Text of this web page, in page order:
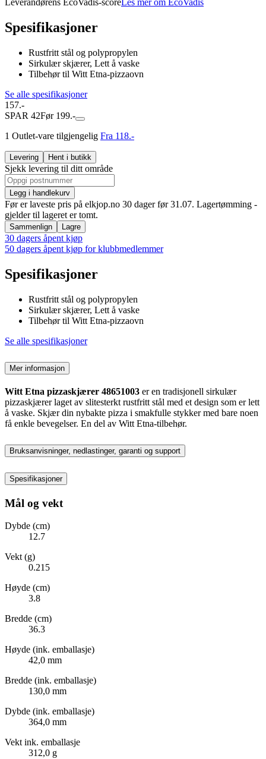
Leverandørens EcoVadis-scoreLes mer om EcoVadis
Spesifikasjoner
Rustfritt stål og polypropylen
Sirkulær skjærer, Lett å vaske
Tilbehør til Witt Etna-pizzaovn
Se alle spesifikasjoner
157.-
SPAR 42Før 199.-
1 Outlet-vare tilgjengelig Fra 118.-
Levering Hent i butikk
Sjekk levering til ditt område
Legg i handlekurv
Før er laveste pris på elkjop.no 30 dager før 31.07. Lagertømming -
gjelder til lageret er tomt.
Sammenlign Lagre
30 dagers åpent kjøp
50 dagers åpent kjøp for klubbmedlemmer
Spesifikasjoner
Rustfritt stål og polypropylen
Sirkulær skjærer, Lett å vaske
Tilbehør til Witt Etna-pizzaovn
Se alle spesifikasjoner
Mer informasjon
Witt Etna pizzaskjærer 48651003 er en tradisjonell sirkulær
pizzaskjærer laget av slitesterkt rustfritt stål med et design som er lett
å vaske. Skjær din nybakte pizza i smakfulle stykker med bare noen
få enkle bevegelser. En del av Witt Etna-tilbehør.
Bruksanvisninger, nedlastinger, garanti og support
Spesifikasjoner
Mål og vekt
Dybde (cm)
12.7
Vekt (g)
0.215
Høyde (cm)
3.8
Bredde (cm)
36.3
Høyde (ink. emballasje)
42,0 mm
Bredde (ink. emballasje)
130,0 mm
Dybde (ink. emballasje)
364,0 mm
Vekt ink. emballasje
312,0 g